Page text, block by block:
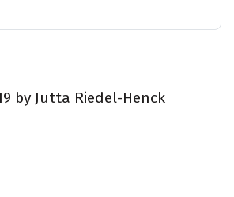
by Jutta Riedel-Henck